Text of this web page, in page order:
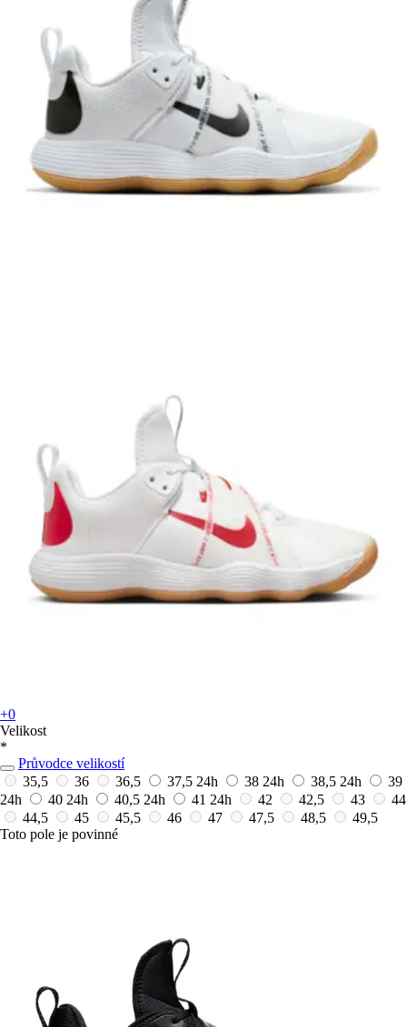
+0
Velikost
*
Průvodce velikostí
35,5
36 36,5 37,5 24h 38 24h 38,5 24h
39
24h
40 24h 40,5 24h 41 24h 42 42,5 43
44
44,5
45 45,5 46 47 47,5 48,5
49,5
Toto pole je povinné